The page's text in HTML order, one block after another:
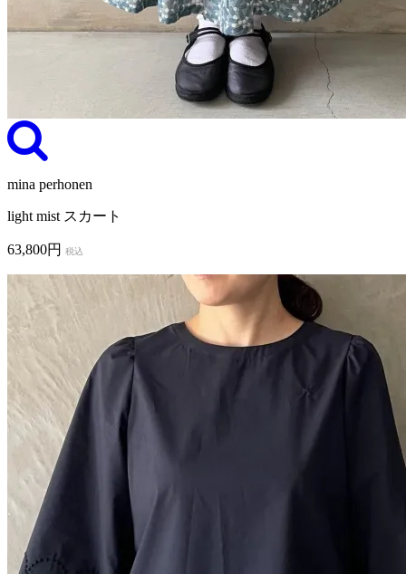
mina perhonen
light mist スカート
63,800円 税込